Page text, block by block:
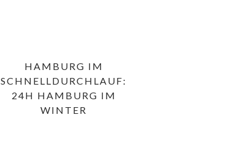
HAMBURG IM
SCHNELLDURCHLAUF:
24H HAMBURG IM
WINTER